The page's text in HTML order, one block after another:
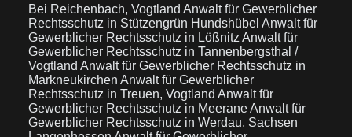
Bei Reichenbach, Vogtland Anwalt für Gewerblicher
Rechtsschutz in Stützengrün Hundshübel Anwalt für
Gewerblicher Rechtsschutz in Lößnitz Anwalt für
Gewerblicher Rechtsschutz in Tannenbergsthal /
Vogtland Anwalt für Gewerblicher Rechtsschutz in
Markneukirchen Anwalt für Gewerblicher
Rechtsschutz in Treuen, Vogtland Anwalt für
Gewerblicher Rechtsschutz in MeeraneAnwalt für
Gewerblicher Rechtsschutz in Werdau, Sachsen